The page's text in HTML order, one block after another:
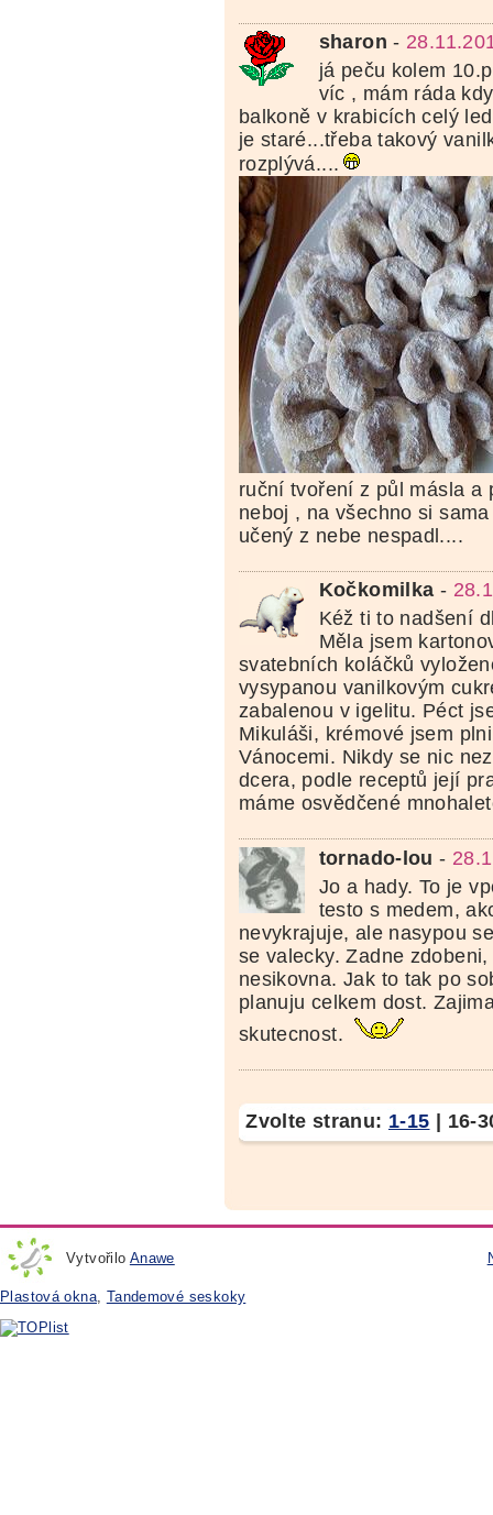
sharon -
já peču kolem
víc , mám ráda
balkoně v krabicích celý
je staré...třeba takový
rozplývá....
ruční tvoření z půl másla a
neboj , na všechno si
učený z nebe nespadl....
Kočkomilka -
Kéž ti to nadšení
Měla jsem
svatebních koláčků
vysypanou vanilkovým
zabalenou v igelitu. Péct
Mikuláši, krémové jsem
Vánocemi. Nikdy se nic
dcera, podle receptů její
máme osvědčené
tornado-lou -
Jo a hady. To je
testo s medem,
nevykrajuje, ale nasypou
se valecky. Zadne
nesikovna. Jak to tak po
planuju celkem dost.
skutecnost.
Zvolte stranu: 1-15 16-
Vytvořilo Anawe
Plastová okna, Tandemové seskoky